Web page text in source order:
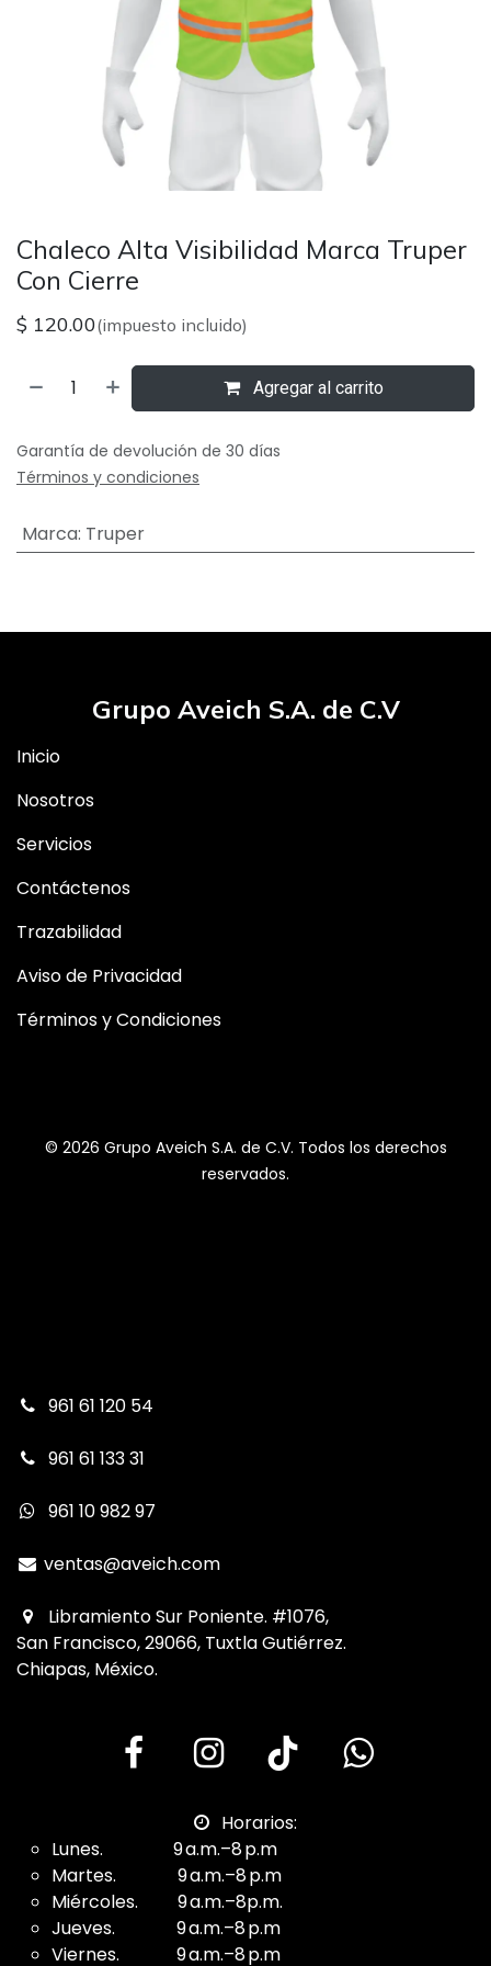
Chaleco Alta Visibilidad Marca Truper
Con Cierre
$ 120.00(impuesto incluido)
Agregar al carrito
Garantía de devolución de 30 días
Términos y condiciones
Marca: Truper
Grupo Aveich S.A. de C.V
Inicio
Nosotros
Servicios
Contáctenos
Trazabilidad
Aviso de Privacidad
Términos y Condiciones
© 2026 Grupo Aveich S.A. de C.V. Todos los derechos
reservados.
961 61 120 54
961 61 133 31
961 10 982 97
ventas@aveich.com
Libramiento Sur Poniente. #1076,
San Francisco, 29066, Tuxtla Gutiérrez.
Chiapas, México.
Horarios:
Lunes. 9 a.m.–8 p.m
Martes. 9 a.m.–8 p.m
Miércoles. 9 a.m.–8p.m.
Jueves. 9 a.m.–8 p.m
Viernes. 9 a.m.–8 p.m